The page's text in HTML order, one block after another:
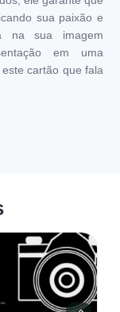
sua paixão e
na sua imagem
em uma
cartão que fala